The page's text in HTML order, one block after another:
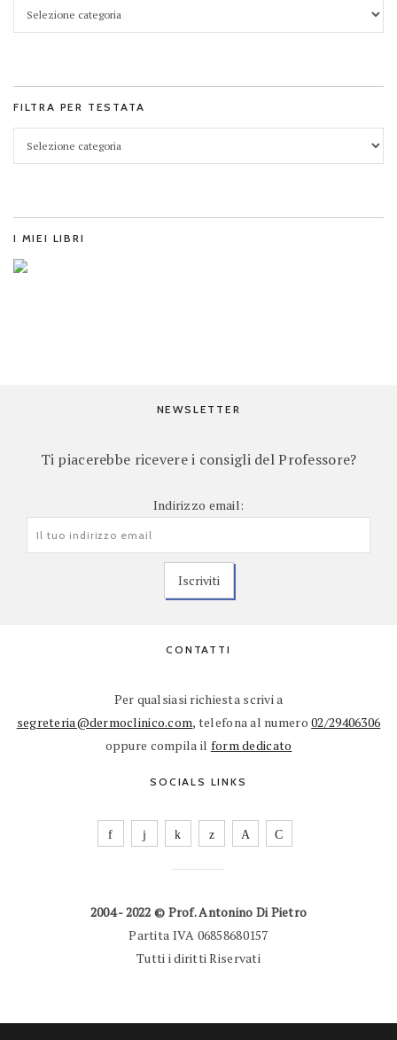
FILTRA PER TESTATA
I MIEI LIBRI
NEWSLETTER
Ti piacerebbe ricevere i consigli del Professore?
Indirizzo email:
CONTATTI
Per qualsiasi richiesta scrivi a
segreteria@dermoclinico.com, telefona al numero02/29406306
oppure compila il form dedicato
SOCIALS LINKS
2004 - 2022 © Prof. Antonino Di Pietro
Partita IVA 06858680157
Tutti i diritti Riservati